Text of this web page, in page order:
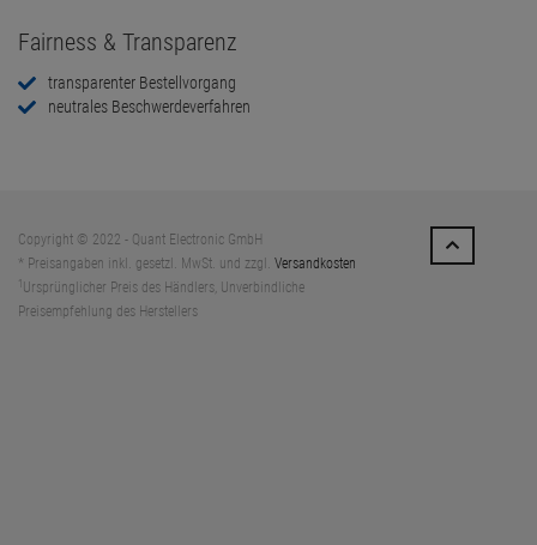
Fairness & Transparenz
transparenter Bestellvorgang
neutrales Beschwerdeverfahren
Copyright © 2022 - Quant Electronic GmbH
* Preisangaben inkl. gesetzl. MwSt. und zzgl. Versandkosten
Ursprünglicher Preis des Händlers, Unverbindliche
Preisempfehlung des Herstellers